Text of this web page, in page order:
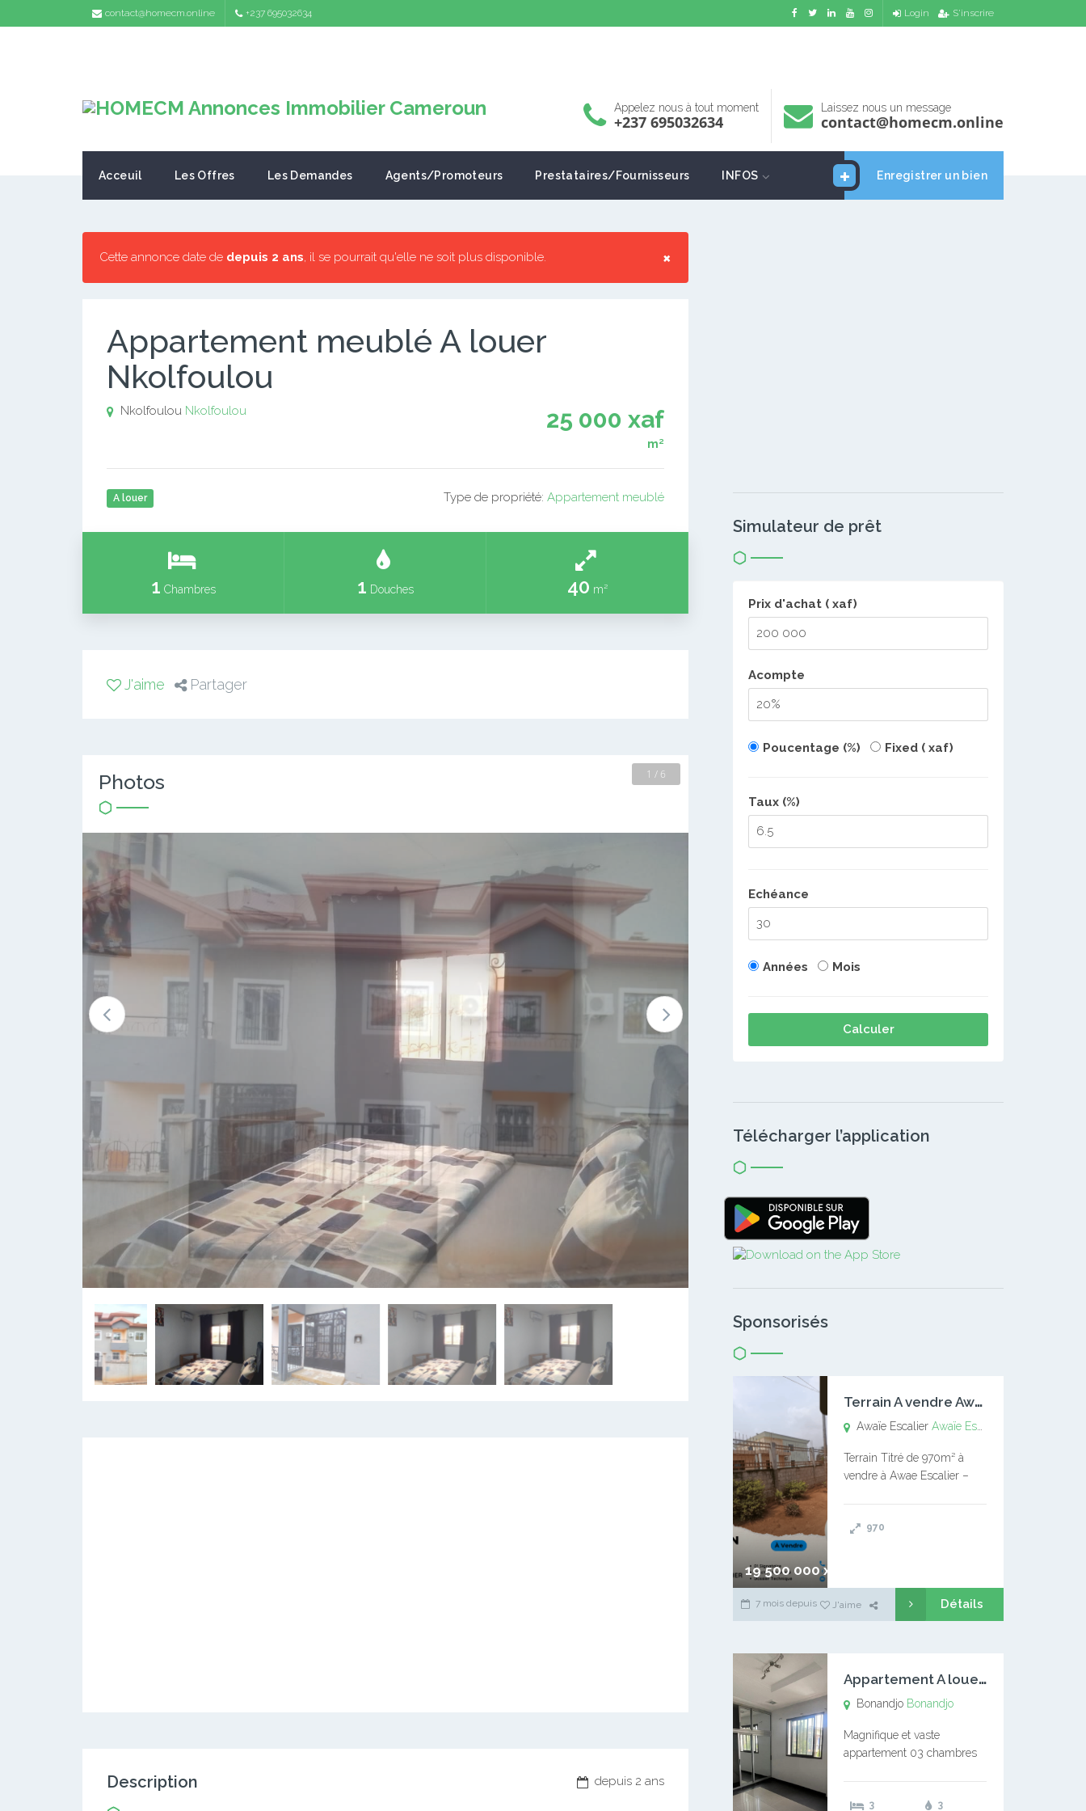
contact@homecm.online +237 695032634 Login S'inscrire
Appelez nous à tout moment
+237 695032634
Laissez nous un message
contact@homecm.online
Enregistrer un bien
Acceuil Les Offres Les Demandes Agents/Promoteurs Prestataires/Fournisseurs INFOS
×
Cette annonce date de depuis 2 ans, il se pourrait qu'elle ne soit plus disponible.
Appartement meublé A louer
Nkolfoulou
25 000 xaf
m²
Nkolfoulou Nkolfoulou
A louer Type de propriété: Appartement meublé
1 Chambres 1 Douches 40 m²
J'aime Partager
Photos 2 / 6
depuis 2 ans
Description
Simulateur de prêt
Prix d'achat ( xaf)
Acompte
Poucentage (%) Fixed ( xaf)
Taux (%)
Echéance
Années Mois
Calculer
Télécharger l’application
Sponsorisés
19 500 000 xaf
T
errain A vendre Awaïe Escalier
Awaïe EscalierAwaïe Escalier
Terrain Titré de 970m² à
vendre à Awae Escalier –
l’Université Catholique –
970
7 mois depuis J'aime Détails
A
ppartement A louer Bonandjo
Bonandjo Bonandjo
Magnifique et vaste
appartement 03 chambres
douches 01 vaste salon 01
3
3